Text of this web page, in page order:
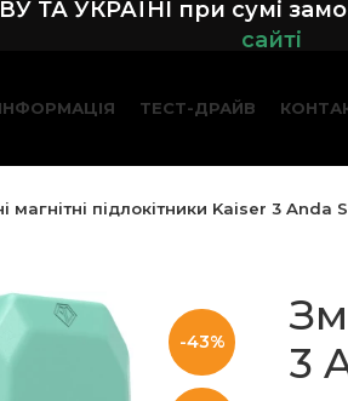
ТА УКРАЇНІ при сумі
сайті
ТЕСТ-ДРАЙВ
магнітні підлокітники Kaiser 3 Anda
-43%
3